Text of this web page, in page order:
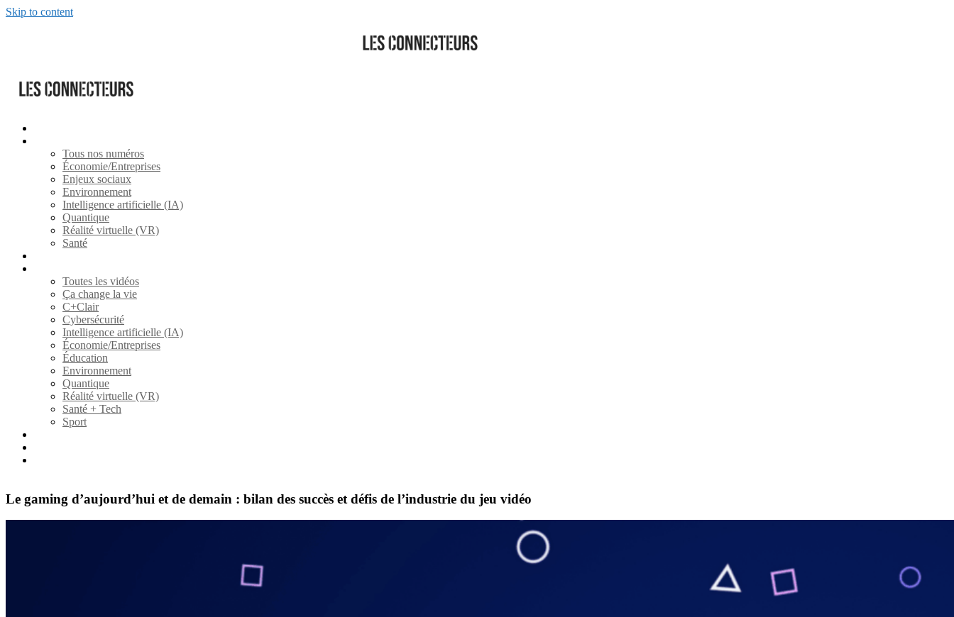
Skip to content
Tous nos numéros
Économie/Entreprises
Enjeux sociaux
Environnement
Intelligence artificielle (IA)
Quantique
Réalité virtuelle (VR)
Santé
Toutes les vidéos
Ça change la vie
C+Clair
Cybersécurité
Intelligence artificielle (IA)
Économie/Entreprises
Éducation
Environnement
Quantique
Réalité virtuelle (VR)
Santé + Tech
Sport
Le gaming d’aujourd’hui et de demain : bilan des succès et défis de l’industrie du jeu vidéo